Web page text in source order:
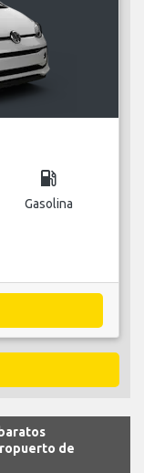
local_gas_station
Gasolina
de